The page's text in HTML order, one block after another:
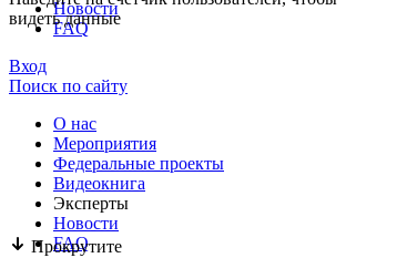
видеть данные
Прокрутите
Новости
FAQ
Вход
Поиск по сайту
О нас
Mероприятия
Федеральные проекты
Видеокнига
Эксперты
Новости
FAQ